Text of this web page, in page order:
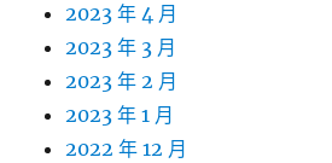
2023 年 4 月
2023 年 3 月
2023 年 2 月
2023 年 1 月
2022 年 12 月